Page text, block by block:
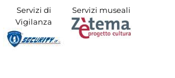
Servizi di
Vigilanza
Servizi museali